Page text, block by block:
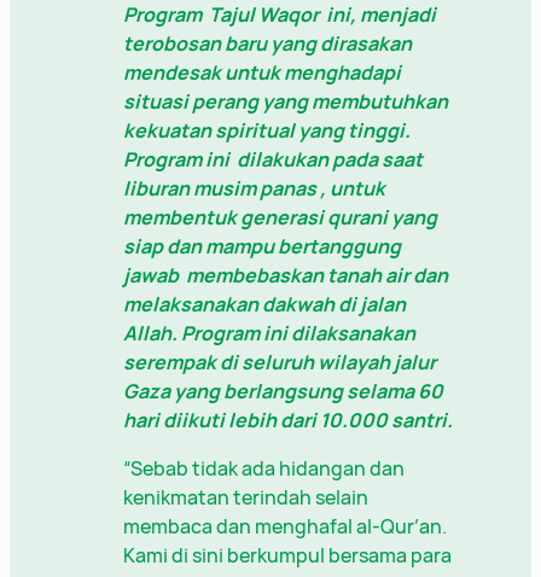
Program Tajul Waqor ini, menjadi
terobosan baru yang dirasakan
mendesak untuk menghadapi
situasi perang yang membutuhkan
kekuatan spiritual yang tinggi.
Program ini dilakukan pada saat
liburan musim panas , untuk
membentuk generasi qurani yang
siap dan mampu bertanggung
jawab membebaskan tanah air dan
melaksanakan dakwah di jalan
Allah. Program ini dilaksanakan
serempak di seluruh wilayah jalur
Gaza yang berlangsung selama 60
hari diikuti lebih dari 10.000 santri.
“Sebab tidak ada hidangan dan
kenikmatan terindah selain
membaca dan menghafal al-Qur’an.
Kami di sini berkumpul bersama para